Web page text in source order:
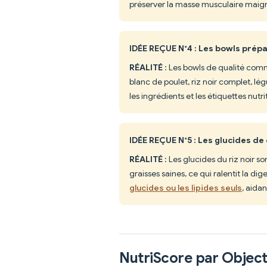
préserver la masse musculaire
IDÉE REÇUE N°4 : Les bowls
RÉALITÉ : Les bowls de qualité
blanc de poulet, riz noir complet,
les ingrédients et les étiquettes
IDÉE REÇUE N°5 : Les
RÉALITÉ : Les glucides du riz noir
graisses saines, ce qui ralentit la
glucides ou les lipides seuls,
NutriScore par